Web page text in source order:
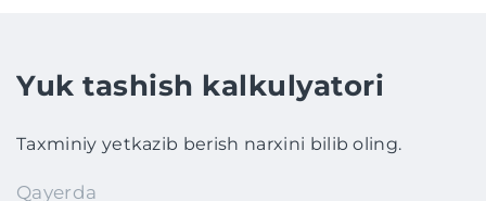
Yuk tashish kalkulyatori
Taxminiy yetkazib berish narxini bilib oling.
Qayerda